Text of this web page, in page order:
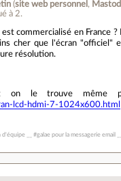
(site web personnel ,
à 2.
est commercialisé en France ? Il
cher que l'écran "officiel"
résolution.
on le trouve même
lcd-hdmi-7-1024x600.html
__ #galae pour la messagerie email